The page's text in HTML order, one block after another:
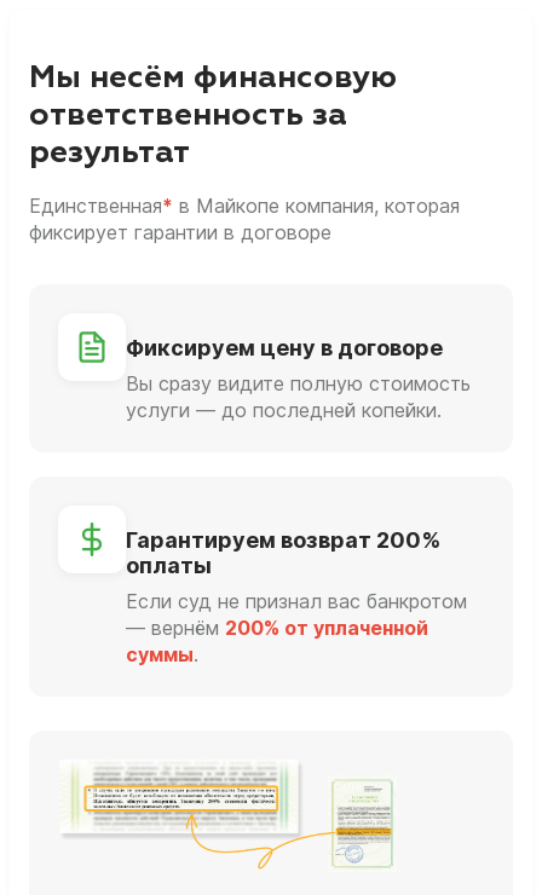
Мы несём финансовую
ответственность за
результат
Единственная* в Майкопе компания, которая
фиксирует гарантии в договоре
Фиксируем цену в договоре
Вы сразу видите полную стоимость
услуги — до последней копейки.
Гарантируем возврат 200%
оплаты
Если суд не признал вас банкротом
— вернём 200% от уплаченной
суммы.